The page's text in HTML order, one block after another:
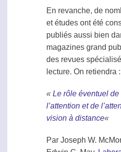
En revanche, de
et études ont été
publiés aussi bien
magazines grand
des revues
lecture. On retiendra :
« Le rôle éventuel de
l’attention et de
vision à distance«
Par Joseph W.